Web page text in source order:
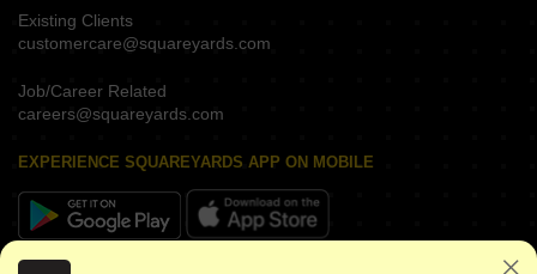
Existing Clients
customercare@squareyards.com
Job/Career Related
careers@squareyards.com
EXPERIENCE SQUAREYARDS APP ON MOBILE